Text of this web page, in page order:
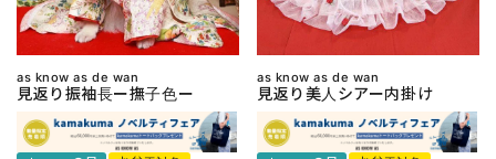
as know as de wan
見返り振袖長ー撫子色ー
as know as de wan
見返り美人シアー内掛け